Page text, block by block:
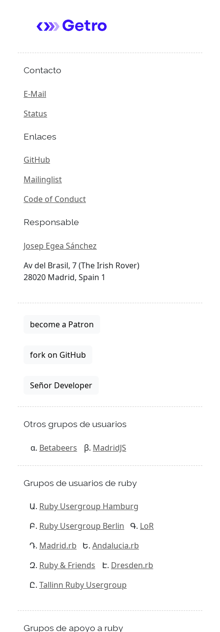
Contacto
E-Mail
Status
Enlaces
GitHub
Mailinglist
Code of Conduct
Responsable
Josep Egea Sánchez
Av del Brasil, 7 (The Irish Rover)
28020 Madrid, Spain 1
become a Patron
fork on GitHub
Señor Developer
Otros grupos de usuarios
Betabeers MadridJS
Grupos de usuarios de ruby
Ruby Usergroup Hamburg
Ruby Usergroup Berlin
LoR
Madrid.rb
Andalucia.rb
Ruby & Friends
Dresden.rb
Tallinn Ruby Usergroup
Grupos de apoyo a ruby